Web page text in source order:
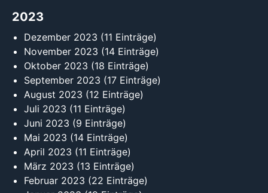
2023
Dezember 2023 (11 Einträge)
November 2023 (14 Einträge)
Oktober 2023 (18 Einträge)
September 2023 (17 Einträge)
August 2023 (12 Einträge)
Juli 2023 (11 Einträge)
Juni 2023 (9 Einträge)
Mai 2023 (14 Einträge)
April 2023 (11 Einträge)
März 2023 (13 Einträge)
Februar 2023 (22 Einträge)